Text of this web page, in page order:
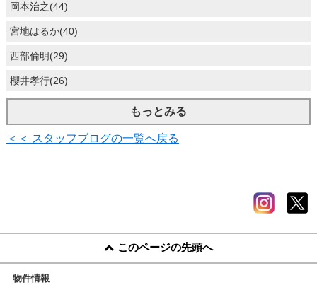
岡本治之(44)
宮地はるか(40)
西部倫明(29)
櫻井孝行(26)
もっとみる
＜＜ スタッフブログの一覧へ戻る
このページの先頭へ
物件情報